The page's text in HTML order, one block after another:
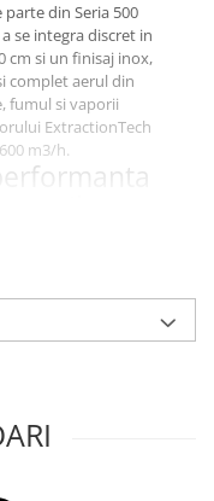
parte din Seria 500
se integra discret in
cm si un finisaj inox,
complet aerul din
fumul si vaporii
ExtractionTech
m3/h.
puternica si
h, hota Electrolux
indiferent de cat de
3000 K. Astfel ai